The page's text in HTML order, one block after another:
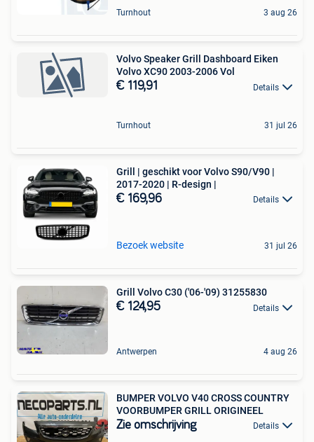
Turnhout 3 aug 26
Volvo Speaker Grill Dashboard Eiken
Volvo XC90 2003-2006 Vol
€ 119,91 Details
Turnhout 31 jul 26
Grill | geschikt voor Volvo S90/V90 |
2017-2020 | R-design |
€ 169,96 Details
Bezoek website 31 jul 26
Grill Volvo C30 ('06-'09) 31255830
€ 124,95 Details
Antwerpen 4 aug 26
BUMPER VOLVO V40 CROSS COUNTRY
VOORBUMPER GRILL ORIGINEEL
Zie omschrijving Details